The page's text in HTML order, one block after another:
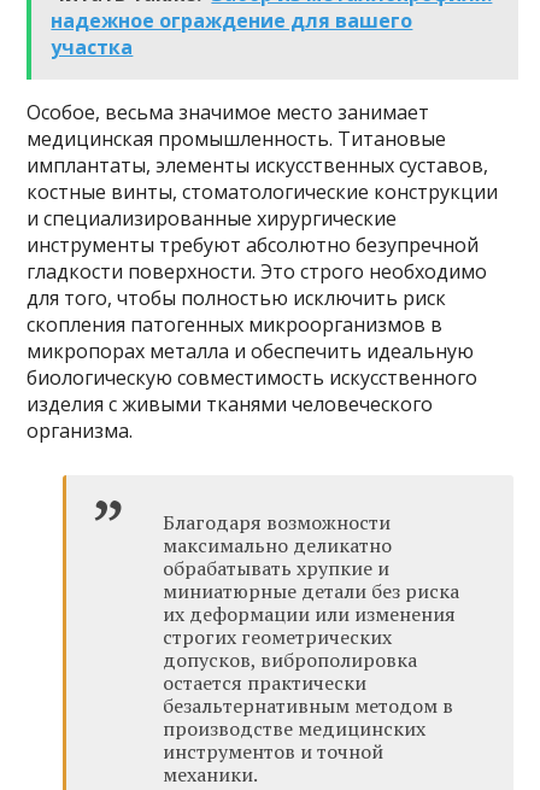
надежное ограждение для вашего
участка
Особое, весьма значимое место занимает
медицинская промышленность. Титановые
имплантаты, элементы искусственных суставов,
костные винты, стоматологические конструкции
и специализированные хирургические
инструменты требуют абсолютно безупречной
гладкости поверхности. Это строго необходимо
для того, чтобы полностью исключить риск
скопления патогенных микроорганизмов в
микропорах металла и обеспечить идеальную
биологическую совместимость искусственного
изделия с живыми тканями человеческого
организма.
Благодаря возможности
максимально деликатно
обрабатывать хрупкие и
миниатюрные детали без риска
их деформации или изменения
строгих геометрических
допусков, виброполировка
остается практически
безальтернативным методом в
производстве медицинских
инструментов и точной
механики.